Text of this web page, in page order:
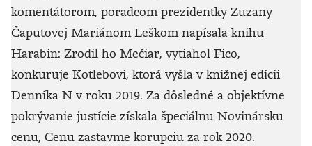
komentátorom, poradcom prezidentky Zuzany
Čaputovej Mariánom Leškom napísala knihu
Harabin: Zrodil ho Mečiar, vytiahol Fico,
konkuruje Kotlebovi, ktorá vyšla v knižnej edícii
Denníka N v roku 2019. Za dôsledné a objektívne
pokrývanie justície získala špeciálnu Novinársku
cenu, Cenu zastavme korupciu za rok 2020.